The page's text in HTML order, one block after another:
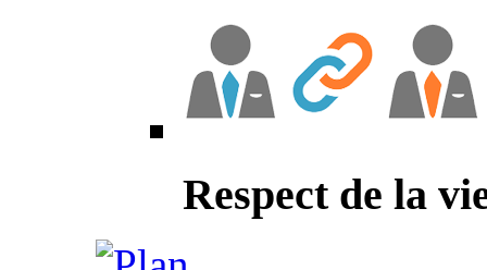
Respect de la